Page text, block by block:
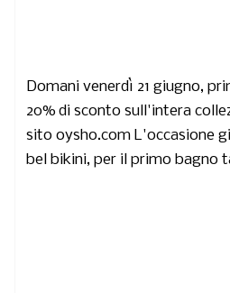
Domani venerdì 21 giugno,
20% di sconto sull'intera
sito oysho.com L'occasione
bel bikini, per il primo bagno